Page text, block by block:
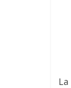
La